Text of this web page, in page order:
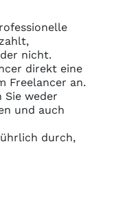
nicht.
direkt eine
Freelancer an.
Sie weder
und auch
durch,